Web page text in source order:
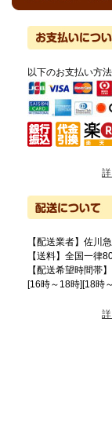
以下のお支払い方
【配送業者】佐川
【送料】全国一律
【配送希望時間帯
[16時～18時][18時